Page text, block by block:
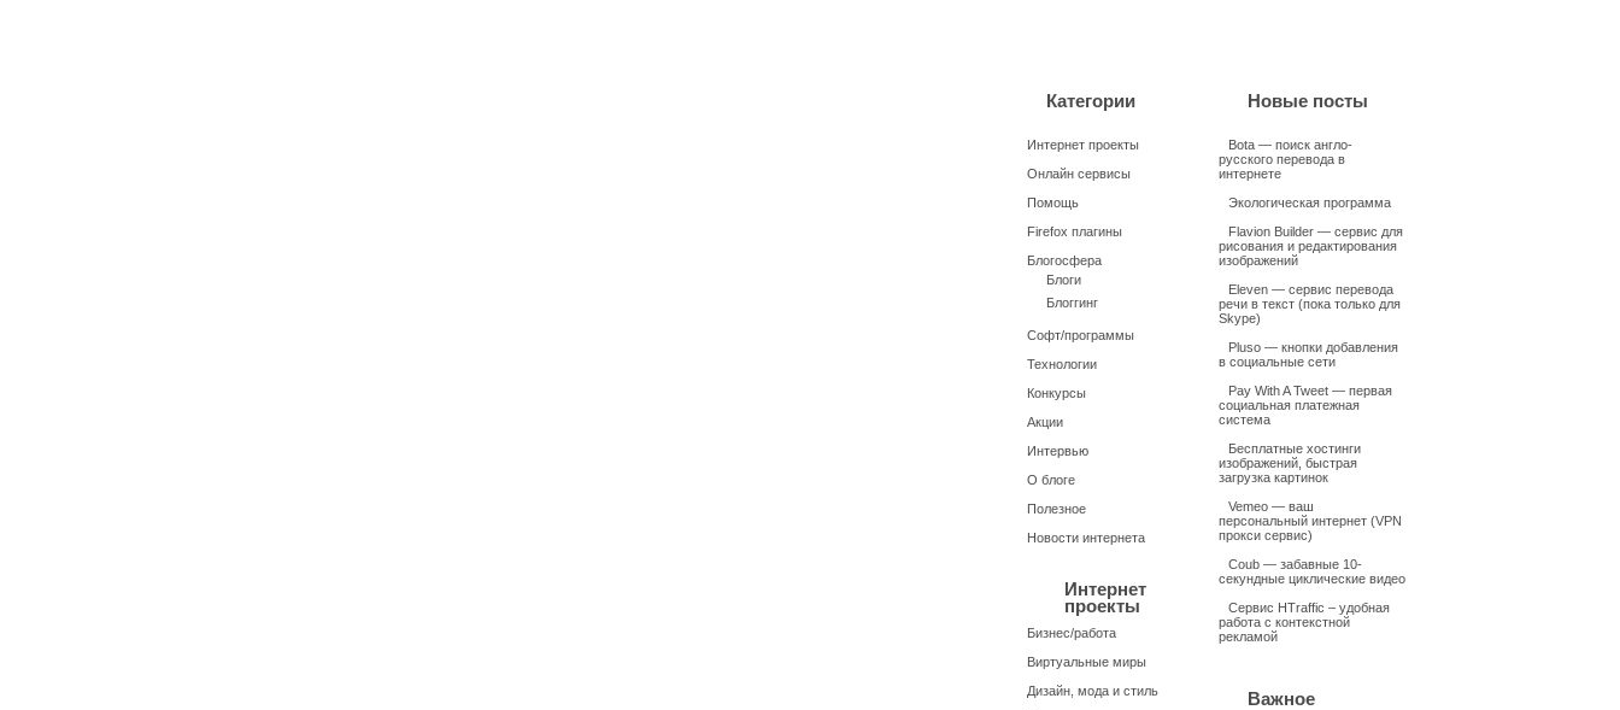
Категории
Интернет проекты
Онлайн сервисы
Помощь
Firefox плагины
Блогосфера
Блоги
Блоггинг
Софт/программы
Технологии
Конкурсы
Акции
Интервью
О блоге
Полезное
Новости интернета
Интернет
проекты
Бизнес/работа
Виртуальные миры
Дизайн, мода и стиль
Новые посты
Bota — поиск англо-
русского перевода в
интернете
Экологическая программа
Flavion Builder — сервис для
рисования и редактирования
изображений
Eleven — сервис перевода
речи в текст (пока только для
Skype)
Pluso — кнопки добавления
в социальные сети
Pay With A Tweet — первая
социальная платежная
система
Бесплатные хостинги
изображений, быстрая
загрузка картинок
Vemeo — ваш
персональный интернет (VPN
прокси сервис)
Coub — забавные 10-
секундные циклические видео
Сервис HTraffic – удобная
работа с контекстной
рекламой
Важное